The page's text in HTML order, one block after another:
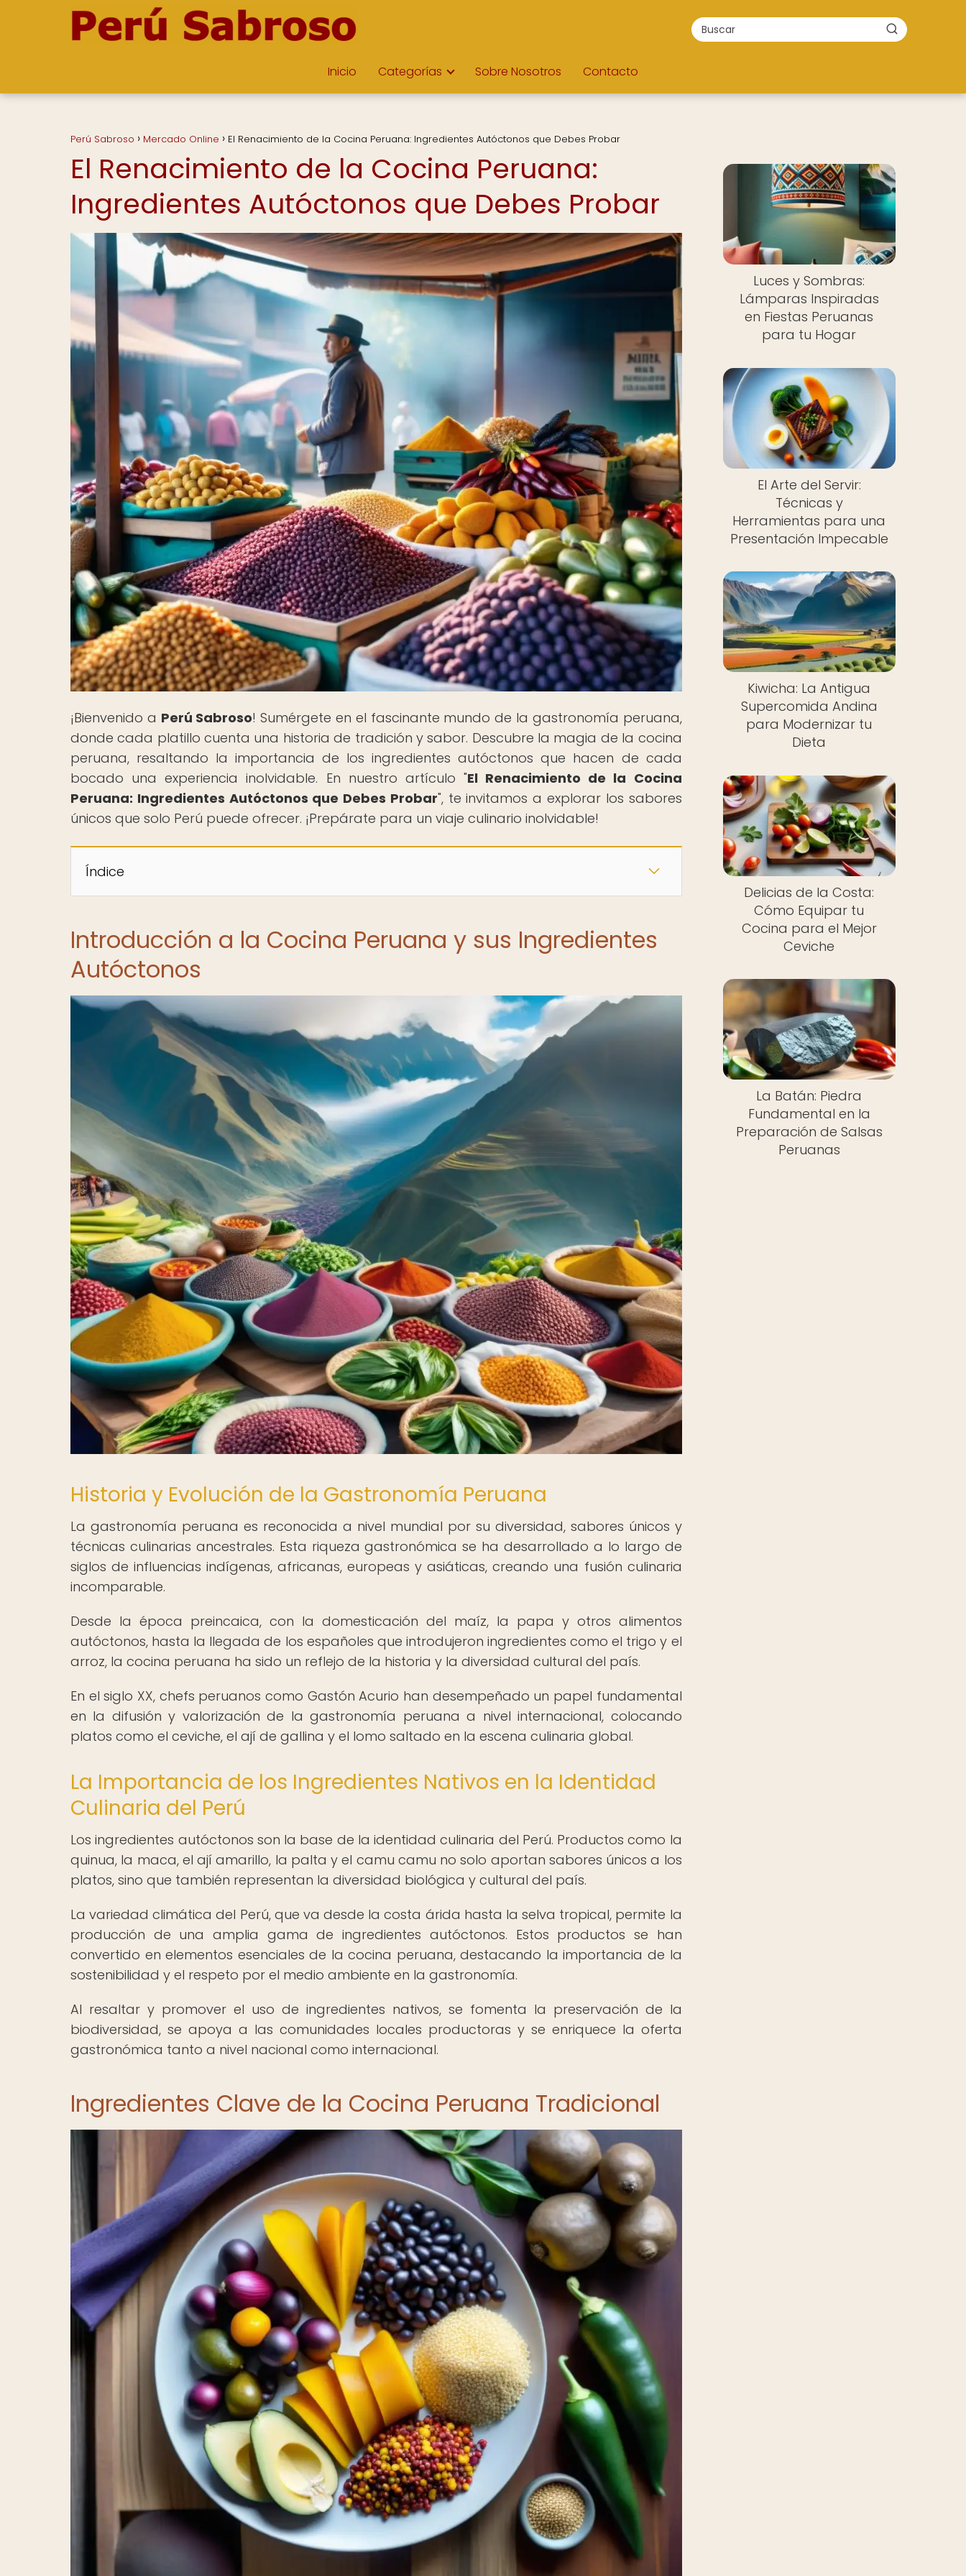
Inicio Categorías Sobre Nosotros Contacto
Perú Sabroso Mercado Online El Renacimiento de la Cocina Peruana: Ingredientes Autóctonos que Debes Probar
El Renacimiento de la Cocina Peruana:
Ingredientes Autóctonos que Debes Probar
¡Bienvenido a Perú Sabroso! Sumérgete en el fascinante mundo de la gastronomía peruana,
donde cada platillo cuenta una historia de tradición y sabor. Descubre la magia de la cocina
peruana, resaltando la importancia de los ingredientes autóctonos que hacen de cada
bocado una experiencia inolvidable. En nuestro artículo "El Renacimiento de la Cocina
Peruana: Ingredientes Autóctonos que Debes Probar", te invitamos a explorar los sabores
únicos que solo Perú puede ofrecer. ¡Prepárate para un viaje culinario inolvidable!
Índice
Introducción a la Cocina Peruana y sus Ingredientes
Autóctonos
Historia y Evolución de la Gastronomía Peruana
La gastronomía peruana es reconocida a nivel mundial por su diversidad, sabores únicos y
técnicas culinarias ancestrales. Esta riqueza gastronómica se ha desarrollado a lo largo de
siglos de influencias indígenas, africanas, europeas y asiáticas, creando una fusión culinaria
incomparable.
Desde la época preincaica, con la domesticación del maíz, la papa y otros alimentos
autóctonos, hasta la llegada de los españoles que introdujeron ingredientes como el trigo y el
arroz, la cocina peruana ha sido un reflejo de la historia y la diversidad cultural del país.
En el siglo XX, chefs peruanos como Gastón Acurio han desempeñado un papel fundamental
en la difusión y valorización de la gastronomía peruana a nivel internacional, colocando
platos como el ceviche, el ají de gallina y el lomo saltado en la escena culinaria global.
La Importancia de los Ingredientes Nativos en la Identidad
Culinaria del Perú
Los ingredientes autóctonos son la base de la identidad culinaria del Perú. Productos como la
quinua, la maca, el ají amarillo, la palta y el camu camu no solo aportan sabores únicos a los
platos, sino que también representan la diversidad biológica y cultural del país.
La variedad climática del Perú, que va desde la costa árida hasta la selva tropical, permite la
producción de una amplia gama de ingredientes autóctonos. Estos productos se han
convertido en elementos esenciales de la cocina peruana, destacando la importancia de la
sostenibilidad y el respeto por el medio ambiente en la gastronomía.
Al resaltar y promover el uso de ingredientes nativos, se fomenta la preservación de la
biodiversidad, se apoya a las comunidades locales productoras y se enriquece la oferta
gastronómica tanto a nivel nacional como internacional.
Ingredientes Clave de la Cocina Peruana Tradicional
Luces y Sombras:
Lámparas Inspiradas
en Fiestas Peruanas
para tu Hogar
El Arte del Servir:
Técnicas y
Herramientas para una
Presentación Impecable
Kiwicha: La Antigua
Supercomida Andina
para Modernizar tu
Dieta
Delicias de la Costa:
Cómo Equipar tu
Cocina para el Mejor
Ceviche
La Batán: Piedra
Fundamental en la
Preparación de Salsas
Peruanas